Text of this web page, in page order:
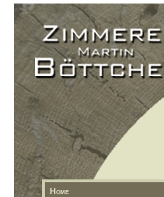
Home